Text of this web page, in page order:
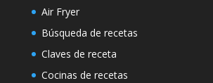
Air Fryer
Búsqueda de recetas
Claves de receta
Cocinas de recetas